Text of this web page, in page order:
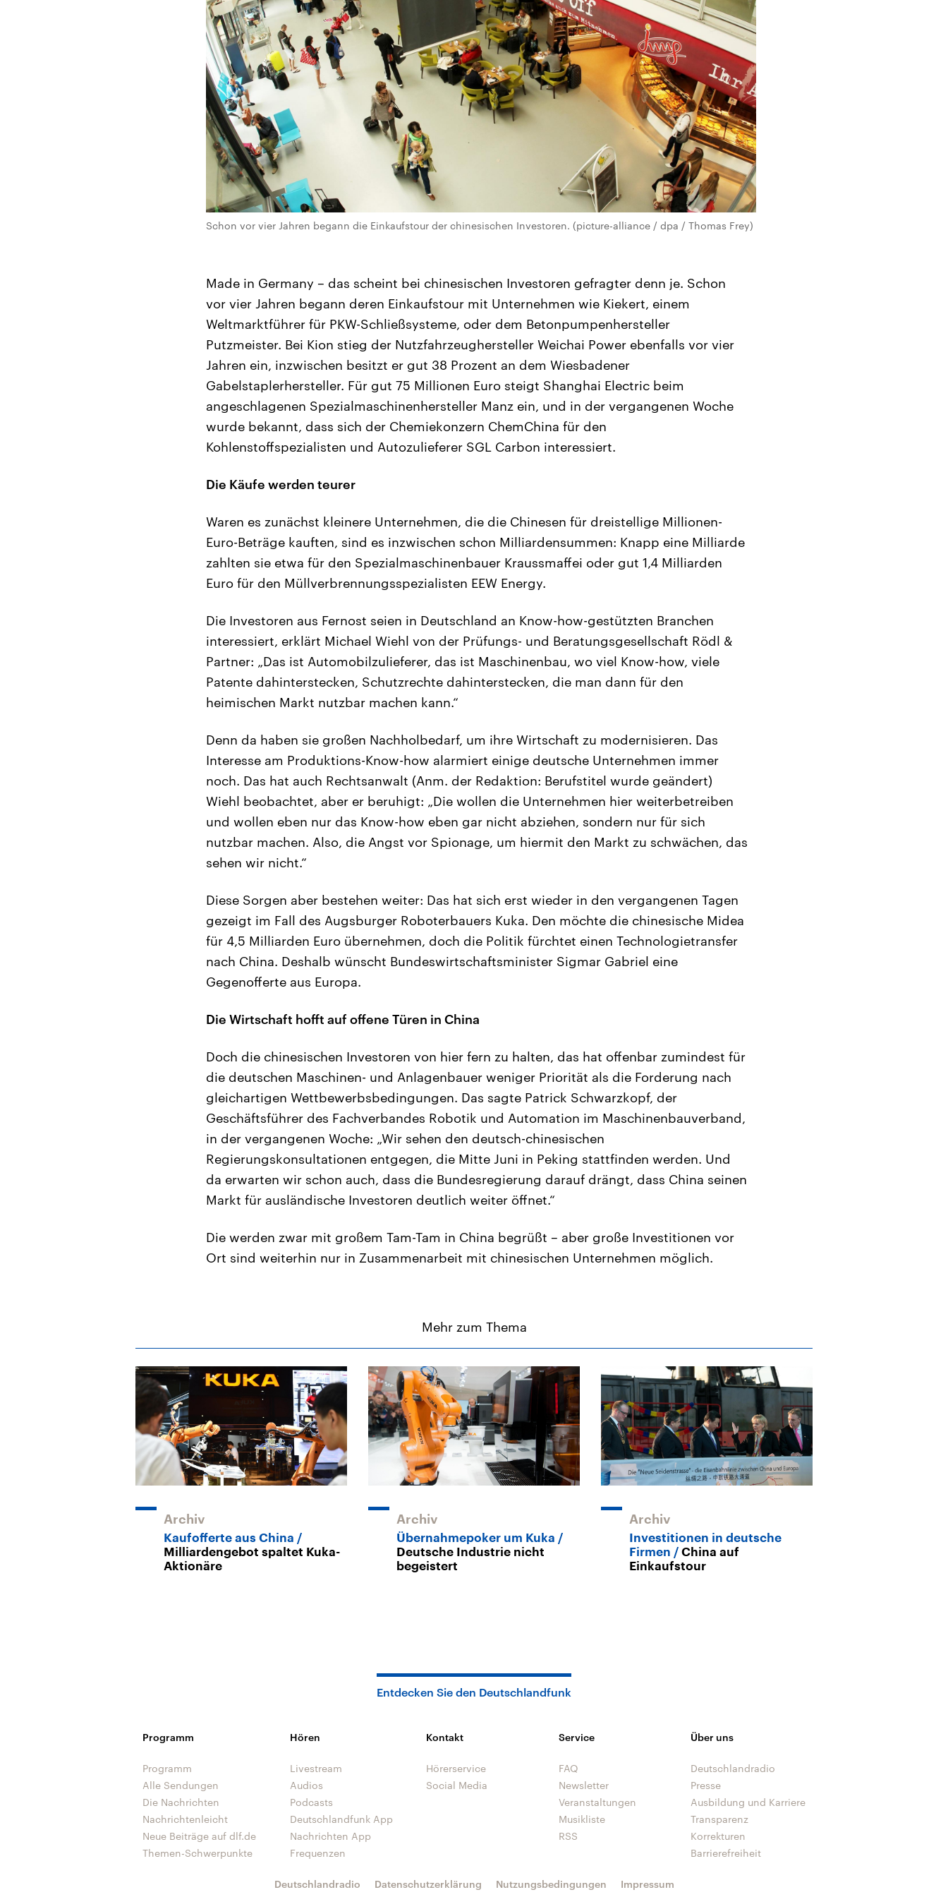
Schon vor vier Jahren begann die Einkaufstour der chinesischen Investoren. (picture-alliance / dpa / Thomas Frey)
Made in Germany – das scheint bei chinesischen Investoren gefragter denn je. Schon
vor vier Jahren begann deren Einkaufstour mit Unternehmen wie Kiekert, einem
Weltmarktführer für PKW-Schließsysteme, oder dem Betonpumpenhersteller
Putzmeister. Bei Kion stieg der Nutzfahrzeughersteller Weichai Power ebenfalls vor vier
Jahren ein, inzwischen besitzt er gut 38 Prozent an dem Wiesbadener
Gabelstaplerhersteller. Für gut 75 Millionen Euro steigt Shanghai Electric beim
angeschlagenen Spezialmaschinenhersteller Manz ein, und in der vergangenen Woche
wurde bekannt, dass sich der Chemiekonzern ChemChina für den
Kohlenstoffspezialisten und Autozulieferer SGL Carbon interessiert.
Die Käufe werden teurer
Waren es zunächst kleinere Unternehmen, die die Chinesen für dreistellige Millionen-
Euro-Beträge kauften, sind es inzwischen schon Milliardensummen: Knapp eine Milliarde
zahlten sie etwa für den Spezialmaschinenbauer Kraussmaffei oder gut 1,4 Milliarden
Euro für den Müllverbrennungsspezialisten EEW Energy.
Die Investoren aus Fernost seien in Deutschland an Know-how-gestützten Branchen
interessiert, erklärt Michael Wiehl von der Prüfungs- und Beratungsgesellschaft Rödl &
Partner: „Das ist Automobilzulieferer, das ist Maschinenbau, wo viel Know-how, viele
Patente dahinterstecken, Schutzrechte dahinterstecken, die man dann für den
heimischen Markt nutzbar machen kann.“
Denn da haben sie großen Nachholbedarf, um ihre Wirtschaft zu modernisieren. Das
Interesse am Produktions-Know-how alarmiert einige deutsche Unternehmen immer
noch. Das hat auch Rechtsanwalt (Anm. der Redaktion: Berufstitel wurde geändert)
Wiehl beobachtet, aber er beruhigt: „Die wollen die Unternehmen hier weiterbetreiben
und wollen eben nur das Know-how eben gar nicht abziehen, sondern nur für sich
nutzbar machen. Also, die Angst vor Spionage, um hiermit den Markt zu schwächen, das
sehen wir nicht.“
Diese Sorgen aber bestehen weiter: Das hat sich erst wieder in den vergangenen Tagen
gezeigt im Fall des Augsburger Roboterbauers Kuka. Den möchte die chinesische Midea
für 4,5 Milliarden Euro übernehmen, doch die Politik fürchtet einen Technologietransfer
nach China. Deshalb wünscht Bundeswirtschaftsminister Sigmar Gabriel eine
Gegenofferte aus Europa.
Die Wirtschaft hofft auf offene Türen in China
Doch die chinesischen Investoren von hier fern zu halten, das hat offenbar zumindest für
die deutschen Maschinen- und Anlagenbauer weniger Priorität als die Forderung nach
gleichartigen Wettbewerbsbedingungen. Das sagte Patrick Schwarzkopf, der
Geschäftsführer des Fachverbandes Robotik und Automation im Maschinenbauverband,
in der vergangenen Woche: „Wir sehen den deutsch-chinesischen
Regierungskonsultationen entgegen, die Mitte Juni in Peking stattfinden werden. Und
da erwarten wir schon auch, dass die Bundesregierung darauf drängt, dass China seinen
Markt für ausländische Investoren deutlich weiter öffnet.“
Die werden zwar mit großem Tam-Tam in China begrüßt – aber große Investitionen vor
Ort sind weiterhin nur in Zusammenarbeit mit chinesischen Unternehmen möglich.
Mehr zum Thema
Archiv
Kaufofferte aus China
Milliardengebot spaltet Kuka-
Aktionäre
Archiv
Übernahmepoker um Kuka
Deutsche Industrie nicht
begeistert
Archiv
Investitionen in deutsche
Firmen
China auf
Einkaufstour
Entdecken Sie den Deutschlandfunk
Programm
Programm
Alle Sendungen
Die Nachrichten
Nachrichtenleicht
Neue Beiträge auf dlf.de
Themen-Schwerpunkte
Hören
Livestream
Audios
Podcasts
Deutschlandfunk App
Nachrichten App
Frequenzen
Kontakt
Hörerservice
Social Media
Service
FAQ
Newsletter
Veranstaltungen
Musikliste
RSS
Über uns
Deutschlandradio
Presse
Ausbildung und Karriere
Transparenz
Korrekturen
Barrierefreiheit
Deutschlandradio Datenschutzerklärung Nutzungsbedingungen
Impressum